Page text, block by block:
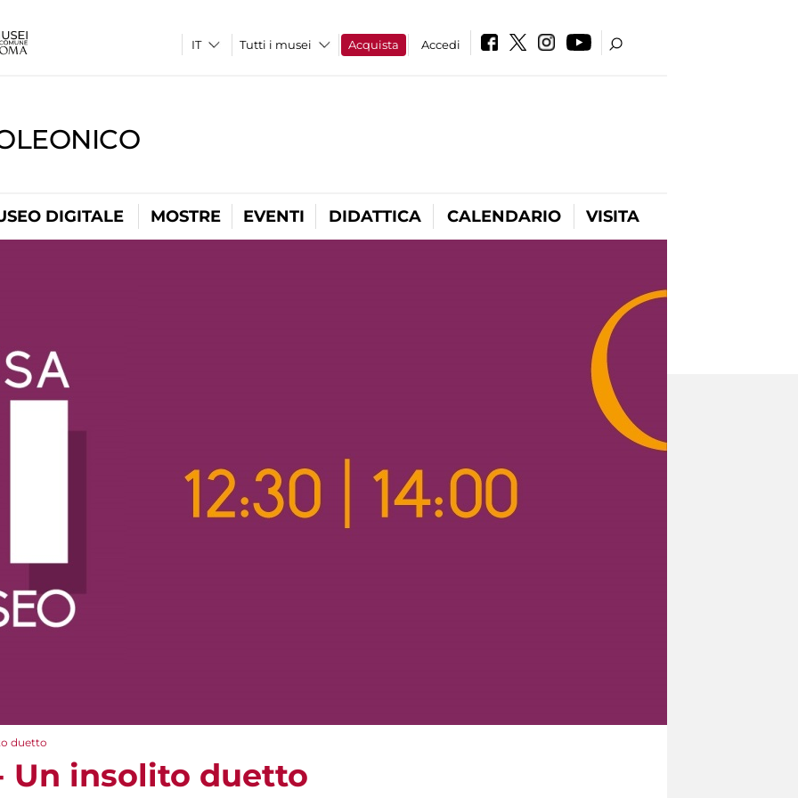
Tutti i musei Acquista Accedi
DIGITALE MOSTRE EVENTI DIDATTICA CALENDARIO VISITA
duetto
Un insolito duetto